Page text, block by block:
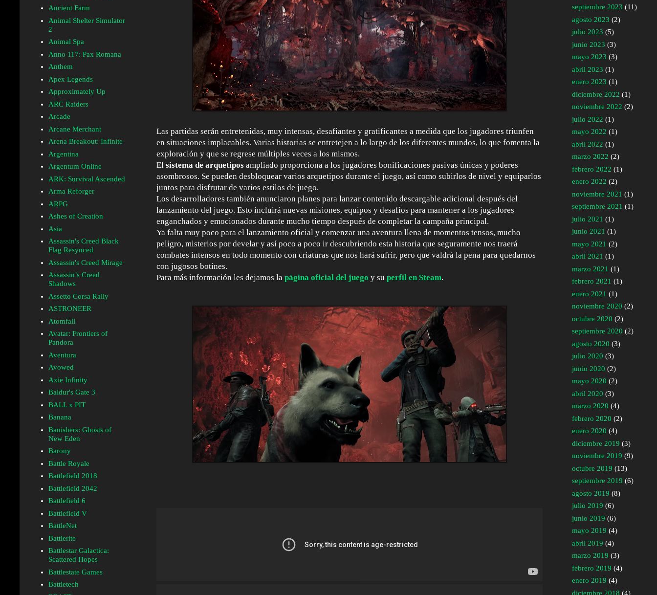
Las partidas serán entretenidas, muy intensas, desafiantes y gratificantes a medida que los jugadores triunfen
en situaciones implacables. Varias historias se entretejen a lo largo de los diferentes mundos, lo que fomenta la
exploración y que se regrese múltiples veces a los mismos.
El sistema de arquetipos ampliado proporciona a los jugadores bonificaciones pasivas únicas y poderes
asombrosos. Se pueden desbloquear varios arquetipos durante el juego, así como subirlos de nivel y equiparlos
juntos para disfrutar de varios estilos de juego.
Los desarrolladores también anunciaron planes para lanzar contenido descargable adicional después del
lanzamiento del juego. Esto incluirá nuevas misiones, equipos y desafíos para mantener a los jugadores
enganchados y emocionados durante mucho tiempo después de completar la campaña principal.
Ya falta muy poco para el lanzamiento oficial y comenzar una aventura llena de momentos tensos, mucho
peligro, misterios por develar y así poco a poco ir descubriendo esta historia que seguramente nos traerá
combates intensos en todo momento con criaturas que nos hará sufrir, pero que valdrá la pena para quedarnos
con jugosos botines.
Para más información les dejamos la página oficial del juego y su perfil en Steam.
Ancient Farm
Animal Shelter Simulator
2
Animal Spa
Anno 117: Pax Romana
Anthem
Apex Legends
Approximately Up
ARC Raiders
Arcade
Arcane Merchant
Arena Breakout: Infinite
Argentina
Argentum Online
ARK: Survival Ascended
Arma Reforger
ARPG
Ashes of Creation
Asia
Assassin's Creed Black
Flag Resynced
Assassin's Creed Mirage
Assassin’s Creed
Shadows
Assetto Corsa Rally
ASTRONEER
Atomfall
Avatar: Frontiers of
Pandora
Aventura
Avowed
Axie Infinity
Baldur's Gate 3
BALL x PIT
Banana
Banishers: Ghosts of
New Eden
Barony
Battle Royale
Battlefield 2018
Battlefield 2042
Battlefield 6
Battlefield V
BattleNet
Battlerite
Battlestar Galactica:
Scattered Hopes
Battlestate Games
Battletech
septiembre 2023 (11)
agosto 2023 (2)
julio 2023 (5)
junio 2023 (3)
mayo 2023 (3)
abril 2023 (1)
enero 2023 (1)
diciembre 2022 (1)
noviembre 2022 (2)
julio 2022 (1)
mayo 2022 (1)
abril 2022 (1)
marzo 2022 (2)
febrero 2022 (1)
enero 2022 (2)
noviembre 2021 (1)
septiembre 2021 (1)
julio 2021 (1)
junio 2021 (1)
mayo 2021 (2)
abril 2021 (1)
marzo 2021 (1)
febrero 2021 (1)
enero 2021 (1)
noviembre 2020 (2)
octubre 2020 (2)
septiembre 2020 (2)
agosto 2020 (3)
julio 2020 (3)
junio 2020 (2)
mayo 2020 (2)
abril 2020 (3)
marzo 2020 (4)
febrero 2020 (2)
enero 2020 (4)
diciembre 2019 (3)
noviembre 2019 (9)
octubre 2019 (13)
septiembre 2019 (6)
agosto 2019 (8)
julio 2019 (6)
junio 2019 (6)
mayo 2019 (4)
abril 2019 (4)
marzo 2019 (3)
febrero 2019 (4)
enero 2019 (4)
diciembre 2018 (4)